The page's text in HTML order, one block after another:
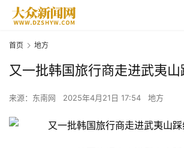
首页 地方
又一批韩国旅行商走进武夷
来源：东南网 2025年4月21日 17:54 地方